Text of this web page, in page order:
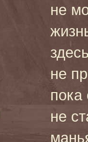
не
не
не